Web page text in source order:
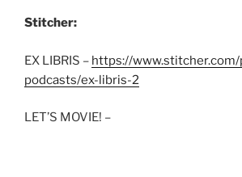
Stitcher:
EX LIBRIS – https://
podcasts/ex-libris-2
LET’S MOVIE! –